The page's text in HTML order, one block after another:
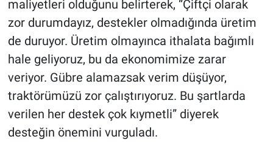
maliyetleri olduğunu belirterek, “Çiftçi olarak
zor durumdayız, destekler olmadığında üretim
de duruyor. Üretim olmayınca ithalata bağımlı
hale geliyoruz, bu da ekonomimize zarar
veriyor. Gübre alamazsak verim düşüyor,
traktörümüzü zor çalıştırıyoruz. Bu şartlarda
verilen her destek çok kıymetli” diyerek
desteğin önemini vurguladı.